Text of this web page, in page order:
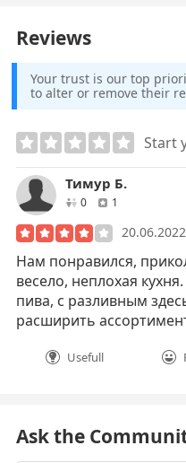
Reviews
Your trust is our top
to alter or remove their
Start
Тимур Б.
0друзей1
20.06.2022
Нам понравился,
весело, неплохая
пива, с разливным
расширить
Usefull
Ask the